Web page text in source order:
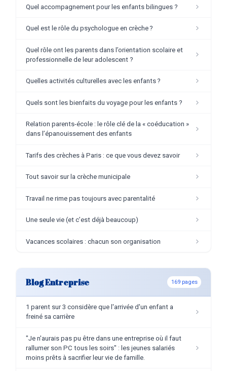
Quel accompagnement pour les enfants bilingues ?
Quel est le rôle du psychologue en crèche ?
Quel rôle ont les parents dans l’orientation scolaire et
professionnelle de leur adolescent ?
Quelles activités culturelles avec les enfants ?
Quels sont les bienfaits du voyage pour les enfants ?
Relation parents-école : le rôle clé de la « coéducation »
dans l’épanouissement des enfants
Tarifs des crèches à Paris : ce que vous devez savoir
Tout savoir sur la crèche municipale
Travail ne rime pas toujours avec parentalité
Une seule vie (et c’est déjà beaucoup)
Vacances scolaires : chacun son organisation
Blog Entreprise 169 pages
1 parent sur 3 considère que l'arrivée d'un enfant a
freiné sa carrière
"Je n'aurais pas pu être dans une entreprise où il faut
rallumer son PC tous les soirs" : les jeunes salariés
moins prêts à sacrifier leur vie de famille.